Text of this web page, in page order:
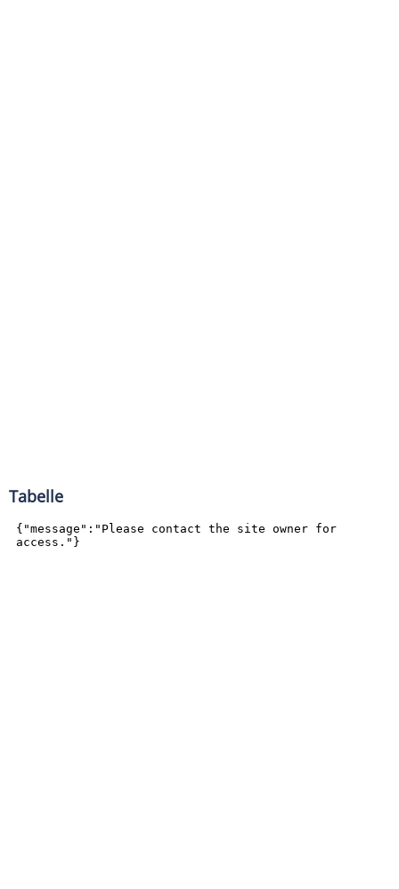
Tabelle